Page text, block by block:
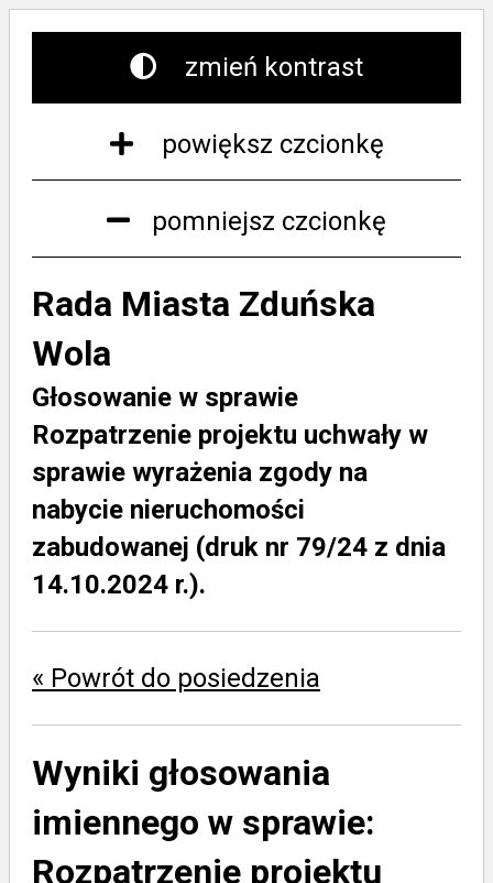
zmień kontrast
powiększ czcionkę
pomniejsz czcionkę
Rada Miasta Zduńska
Wola
Głosowanie w sprawie
Rozpatrzenie projektu uchwały w
sprawie wyrażenia zgody na
nabycie nieruchomości
zabudowanej (druk nr 79/24 z dnia
14.10.2024 r.).
« Powrót do posiedzenia
Wyniki głosowania
imiennego w sprawie:
Rozpatrzenie projektu